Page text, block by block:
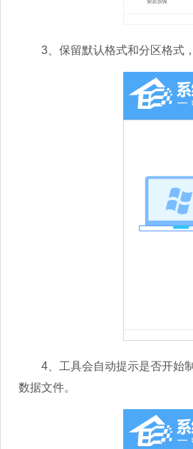
3、保留默认格式和分区格式
4、工具会自动提示是否开始制
数据文件。